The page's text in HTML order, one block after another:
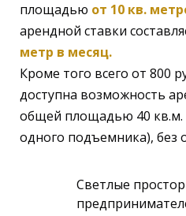
Светлые
площадью от 10 кв.
арендной ставки
метр в месяц.
Кроме того всего от 800
доступна возможность
общей площадью 40 кв.м.
одного подъемника), без